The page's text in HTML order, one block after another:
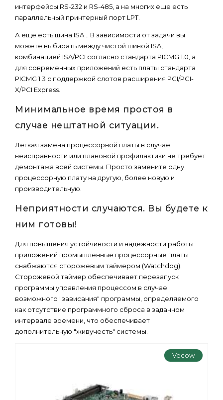
интерфейсы RS-232 и RS-485, а на многих еще есть
параллельный принтерный порт LPT.
А еще есть шина ISA… В зависимости от задачи вы
можете выбирать между чистой шиной ISA,
комбинацией ISA/PCI согласно стандарта PICMG 1.0, а
для современных приложений есть платы стандарта
PICMG 1.3 с поддержкой слотов расширения PCI/PCI-
X/PCI Express.
Минимальное время простоя в
случае нештатной ситуации.
Легкая замена процессорной платы в случае
неисправности или плановой профилактики не требует
демонтажа всей системы. Просто замените одну
процессорную плату на другую, более новую и
производительную.
Неприятности случаются. Вы будете к
ним готовы!
Для повышения устойчивости и надежности работы
приложений промышленные процессорные платы
снабжаются сторожевым таймером (Watchdog).
Сторожевой таймер обеспечивает перезапуск
программы управления процессом в случае
возможного "зависания" программы, определяемого
как отсутствие программного сброса в заданном
интервале времени, что обеспечивает
дополнительную "живучесть" системы.
Vecow